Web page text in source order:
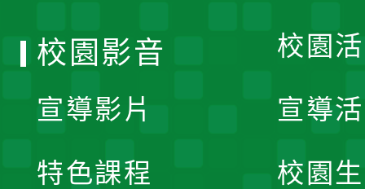
校園
宣導
校園
校園影音
宣導影片
特色課程